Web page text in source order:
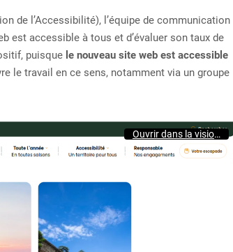
de l’Accessibilité), l’équipe de communication
est accessible à tous et d’évaluer son taux de
puisque le nouveau site web est accessible
le travail en ce sens, notamment via un groupe
Ouvrir dans la visionneuse